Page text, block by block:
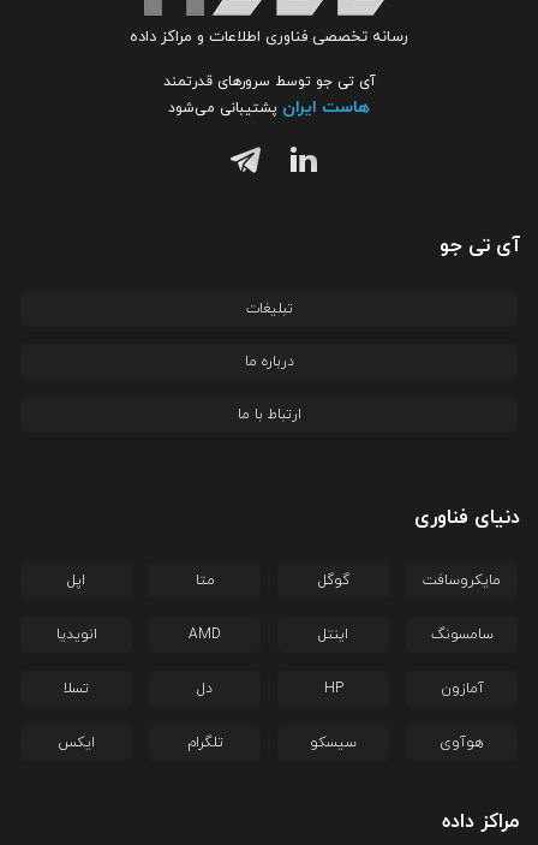
رسانه تخصصی فناوری اطلاعات و مراکز داده
آی تی جو توسط سرورهای قدرتمند
هاست ایران پشتیبانی می‌شود
آی تی جو
تبلیغات
درباره ما
ارتباط با ما
دنیای فناوری
مایکروسافت گوگل متا اپل
سامسونگ اینتل AMD انویدیا
آمازون HP دل تسلا
هوآوی سیسکو تلگرام ایکس
مراکز داده